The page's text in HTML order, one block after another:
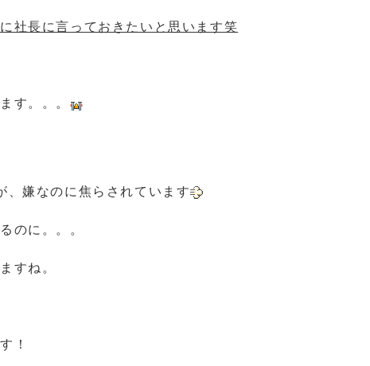
社長に言っておきたいと思います笑
す。。。
、嫌なのに焦らされています
のに。。。
すね。
！